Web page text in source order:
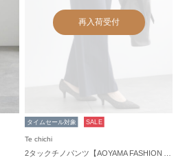
再入荷受付
タイムセール対象 SALE
Te chichi